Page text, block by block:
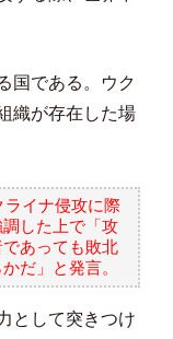
国である。ウク
織が存在した場
イナ侵攻に際
した上で「攻
あっても敗北
だ」と発言。
として突きつけ